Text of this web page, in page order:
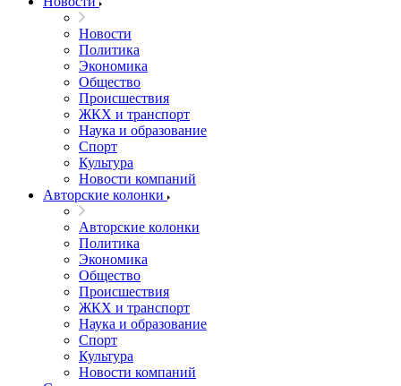
Новости
Политика
Экономика
Общество
Происшествия
ЖКХ и транспорт
Наука и образование
Спорт
Культура
Новости компаний
Авторские колонки
Авторские колонки
Политика
Экономика
Общество
Происшествия
ЖКХ и транспорт
Наука и образование
Спорт
Культура
Новости компаний